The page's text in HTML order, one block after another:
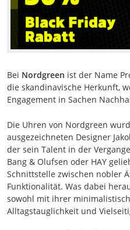
Bei Nordgreen ist der Name
die skandinavische Herkunft,
Engagement in Sachen
Die Uhren von Nordgreen
ausgezeichneten Designer
der sein Talent in der
Bang & Olufsen oder HAY
Schnittstelle zwischen nobler
Funktionalität. Was dabei
sowohl mit ihrer
Alltagstauglichkeit und